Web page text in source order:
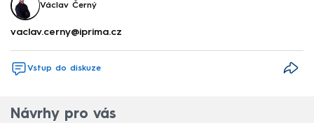
Václav Černý
vaclav.cerny@iprima.cz
Vstup do diskuze
Návrhy pro vás